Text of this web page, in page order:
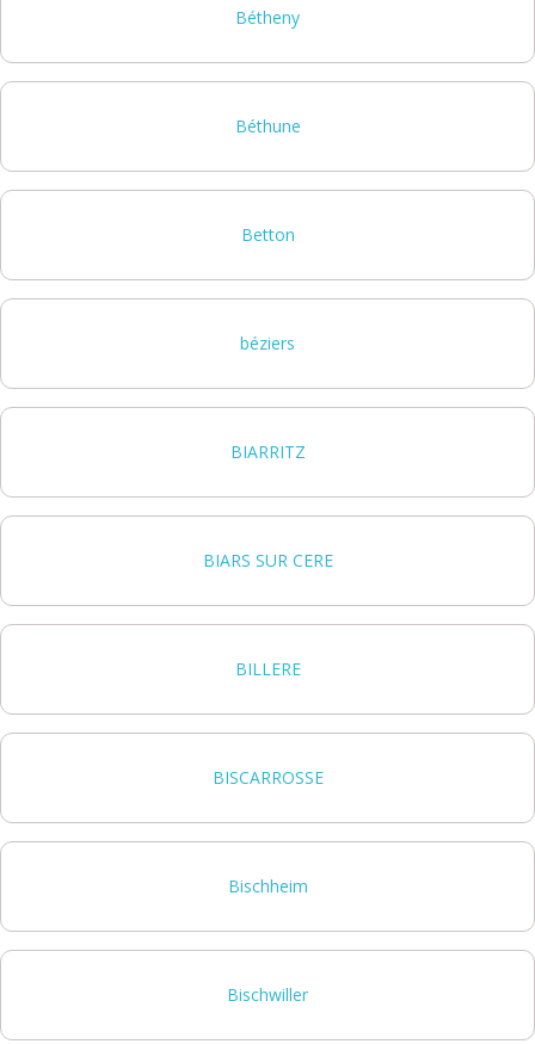
Bétheny
Béthune
Betton
béziers
BIARRITZ
BIARS SUR CERE
BILLERE
BISCARROSSE
Bischheim
Bischwiller